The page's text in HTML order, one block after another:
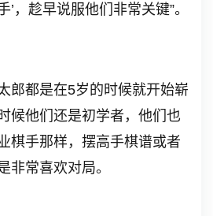
，趁早说服他们非常关键”。
郎都是在5岁的时候就开始崭
候他们还是初学者，他们也
棋手那样，摆高手棋谱或者
非常喜欢对局。